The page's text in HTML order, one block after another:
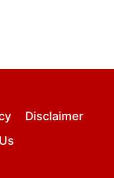
Disclaimer